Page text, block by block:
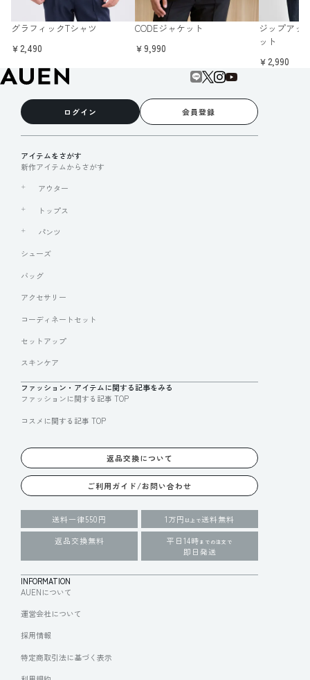
グラフィックTシャツ
￥2,490
CODEジャケット
￥9,990
ジップアッ
ット
￥2,990
ログイン 会員登録
アイテムをさがす
新作アイテムからさがす
アウター
トップス
パンツ
シューズ
バッグ
アクセサリー
コーディネートセット
セットアップ
スキンケア
ファッション・アイテムに関する記事をみる
ファッションに関する記事 TOP
コスメに関する記事 TOP
返品交換について
ご利用ガイド/お問い合わせ
送料一律550円 1万円 以上で送料無料
返品交換無料
平日14時 までの注文で
即日発送
INFORMATION
AUENについて
運営会社について
採用情報
特定商取引法に基づく表示